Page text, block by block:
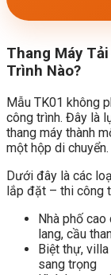
Thang Máy
Trình Nào?
Mẫu TK01 không
công trình. Đây là
thang máy thành
một hộp di chuyển.
Dưới đây là các
lắp đặt – thi công
Nhà phố
lang, cầu
Biệt thự,
sang trọng